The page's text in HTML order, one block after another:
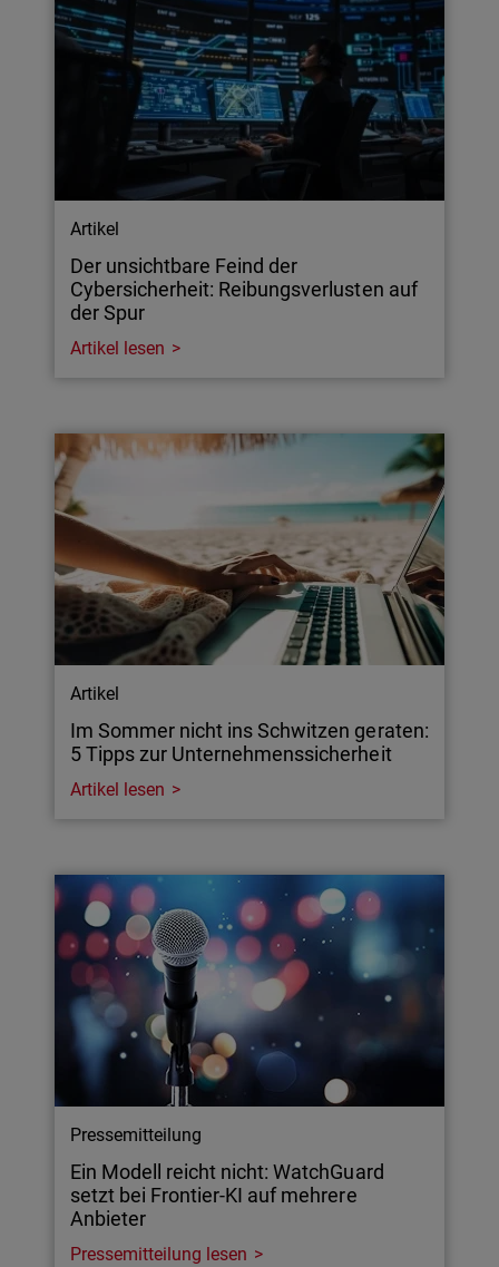
Artikel
Der unsichtbare Feind der
Cybersicherheit: Reibungsverlusten auf
der Spur
Artikel lesen
Artikel
Im Sommer nicht ins Schwitzen geraten:
5 Tipps zur Unternehmenssicherheit
Artikel lesen
Pressemitteilung
Ein Modell reicht nicht: WatchGuard
setzt bei Frontier-KI auf mehrere
Anbieter
Pressemitteilung lesen